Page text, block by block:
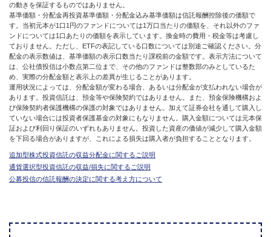
の動きを保証するものではありません。
基準価額・分配金再投資基準価額・分配金込み基準価額は信託報酬控除後の価額で
す。当初元本が1口1円のファンドについては1万口当たりの価額を、それ以外のファ
ンドについては1口あたりの価額を表示しています。換金時の費用・税金等は考慮し
ておりません。ただし、ETFの表記している口数については別途ご確認ください。分
配金の表示数値は、基準価額の表示口数当たり課税前の金額です。表示方法について
は、公社債投信は小数点第二位まで、その他のファンドは整数部のみとしているた
め、実際の分配金額と表示上の差異が生じることがあります。
運用状況によっては、分配金額が変わる場合、あるいは分配金が支払われない場合が
あります。投資信託は、預金等や保険契約ではありません。また、預金保険機構およ
び保険契約者保護機構の保護の対象ではありません。加えて証券会社を通して購入し
ていない場合には投資者保護基金の対象にもなりません。購入金額については元本保
証および利回り保証のいずれもありません。投資した資産の価値が減少して購入金額
を下回る場合がありますが、これによる損失は購入者が負担することとなります。
追加型株式投資信託の収益分配金に関するご説明
通貨選択型投資信託の収益/損失に関するご説明
公募投信の信託報酬の決定に関する考え方について